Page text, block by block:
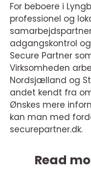
For beboere i
professionel og
adgangskontrol
Secure Partner
Virksomheden
Nordsjælland og
andet kendt fra
Ønskes mere
kan man med
securepartner.dk.
Read